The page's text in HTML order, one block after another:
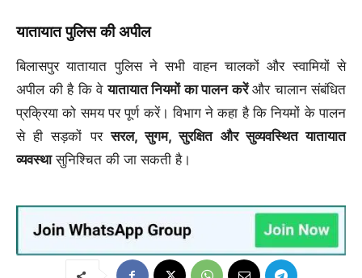
यातायात पुलिस की अपील
बिलासपुर यातायात पुलिस ने सभी वाहन चालकों और स्वामियों से
अपील की है कि वेयातायात नियमों का पालन करेंऔर चालान संबंधित
प्रक्रिया को समय पर पूर्ण करें। विभाग ने कहा है कि नियमों के पालन
से ही सड़कों परसरल, सुगम, सुरक्षित और सुव्यवस्थित यातायात
व्यवस्थासुनिश्चित की जा सकती है।